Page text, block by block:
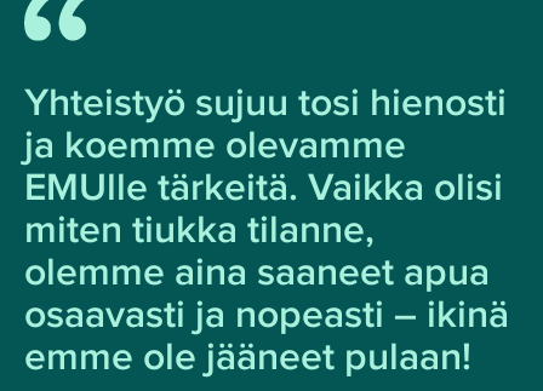
Yhteistyö sujuu tosi hienosti
ja koemme olevamme
EMUlle tärkeitä. Vaikka olisi
miten tiukka tilanne,
olemme aina saaneet apua
osaavasti ja nopeasti – ikinä
emme ole jääneet pulaan!